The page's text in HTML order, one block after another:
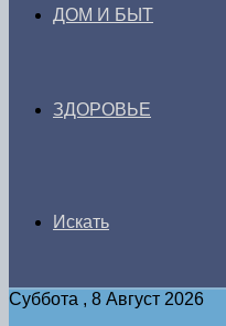
ДОМ И БЫТ
ЗДОРОВЬЕ
Искать
Суббота , 8 Август 2026